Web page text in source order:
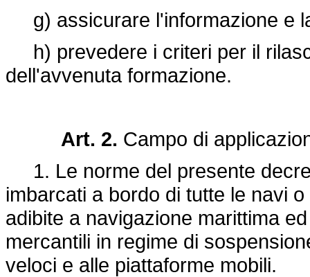
g) assicurare l'informazione e
h) prevedere i criteri per il
dell'avvenuta formazione.
Art. 2. Campo di
1. Le norme del presente
imbarcati a bordo di tutte le navi
adibite a navigazione marittima
mercantili in regime di
veloci e alle piattaforme mobili.